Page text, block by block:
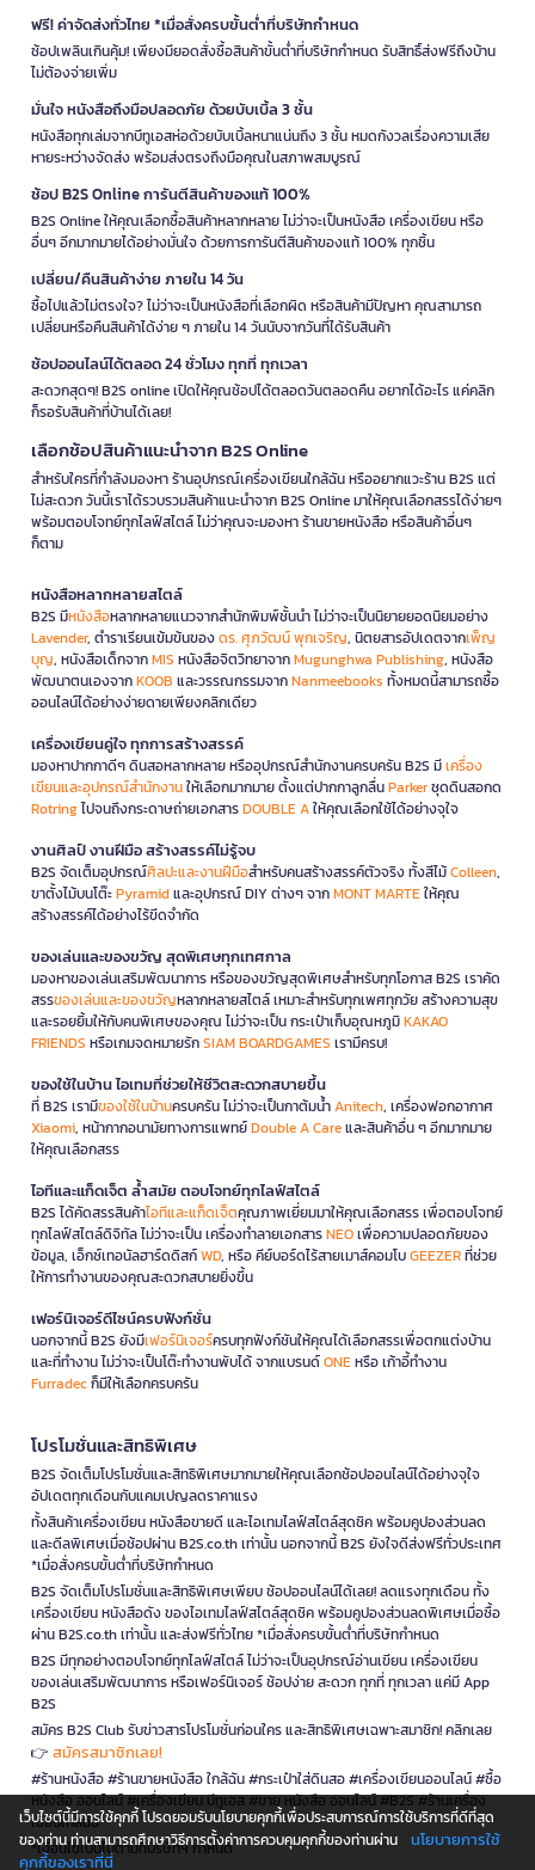
ฟรี! ค่าจัดส่งทั่วไทย *เมื่อสั่งครบขั้นต่ำที่บริษัทกำหนด
ช้อปเพลินเกินคุ้ม! เพียงมียอดสั่งซื้อสินค้าขั้นต่ำที่บริษัทกำหนด รับสิทธิ์ส่งฟรีถึงบ้าน
ไม่ต้องจ่ายเพิ่ม
มั่นใจ หนังสือถึงมือปลอดภัย ด้วยบับเบิ้ล 3 ชั้น
หนังสือทุกเล่มจากบีทูเอสห่อด้วยบับเบิ้ลหนาแน่นถึง 3 ชั้น หมดกังวลเรื่องความเสีย
หายระหว่างจัดส่ง พร้อมส่งตรงถึงมือคุณในสภาพสมบูรณ์
ช้อป B2S Online การันตีสินค้าของแท้ 100%
B2S Online ให้คุณเลือกซื้อสินค้าหลากหลาย ไม่ว่าจะเป็นหนังสือ เครื่องเขียน หรือ
อื่นๆ อีกมากมายได้อย่างมั่นใจ ด้วยการการันตีสินค้าของแท้ 100% ทุกชิ้น
เปลี่ยน/คืนสินค้าง่าย ภายใน 14 วัน
ซื้อไปแล้วไม่ตรงใจ? ไม่ว่าจะเป็นหนังสือที่เลือกผิด หรือสินค้ามีปัญหา คุณสามารถ
เปลี่ยนหรือคืนสินค้าได้ง่าย ๆ ภายใน 14 วันนับจากวันที่ได้รับสินค้า
ช้อปออนไลน์ได้ตลอด 24 ชั่วโมง ทุกที่ ทุกเวลา
สะดวกสุดๆ! B2S online เปิดให้คุณช้อปได้ตลอดวันตลอดคืน อยากได้อะไร แค่คลิก
ก็รอรับสินค้าที่บ้านได้เลย!
เลือกช้อปสินค้าแนะนำจาก B2S Online
สำหรับใครที่กำลังมองหา ร้านอุปกรณ์เครื่องเขียนใกล้ฉัน หรืออยากแวะร้าน B2S แต่
ไม่สะดวก วันนี้เราได้รวบรวมสินค้าแนะนำจาก B2S Online มาให้คุณเลือกสรรได้ง่ายๆ
พร้อมตอบโจทย์ทุกไลฟ์สไตล์ ไม่ว่าคุณจะมองหา ร้านขายหนังสือ หรือสินค้าอื่นๆ
ก็ตาม
หนังสือหลากหลายสไตล์
B2S มีหนังสือหลากหลายแนวจากสำนักพิมพ์ชั้นนำ ไม่ว่าจะเป็นนิยายยอดนิยมอย่าง
Lavender, ตำราเรียนเข้มข้นของดร. ศุภวัฒน์ พุกเจริญ, นิตยสารอัปเดตจากเพ็ญ
บุญ, หนังสือเด็กจากMIS หนังสือจิตวิทยาจากMugunghwa Publishing, หนังสือ
พัฒนาตนเองจากKOOB และวรรณกรรมจากNanmeebooks ทั้งหมดนี้สามารถซื้อ
ออนไลน์ได้อย่างง่ายดายเพียงคลิกเดียว
เครื่องเขียนคู่ใจ ทุกการสร้างสรรค์
มองหาปากกาดีๆ ดินสอหลากหลาย หรืออุปกรณ์สำนักงานครบครัน B2S มีเครื่อง
เขียนและอุปกรณ์สำนักงานให้เลือกมากมาย ตั้งแต่ปากกาลูกลื่นParkerชุดดินสอกด
Rotringไปจนถึงกระดาษถ่ายเอกสารDOUBLE Aให้คุณเลือกใช้ได้อย่างจุใจ
งานศิลป์ งานฝีมือ สร้างสรรค์ไม่รู้จบ
B2S จัดเต็มอุปกรณ์ศิลปะและงานฝีมือสำหรับคนสร้างสรรค์ตัวจริง ทั้งสีไม้Colleen,
ขาตั้งไม้บนโต๊ะPyramidและอุปกรณ์ DIY ต่างๆ จากMONT MARTEให้คุณ
สร้างสรรค์ได้อย่างไร้ขีดจำกัด
ของเล่นและของขวัญ สุดพิเศษทุกเทศกาล
มองหาของเล่นเสริมพัฒนาการ หรือของขวัญสุดพิเศษสำหรับทุกโอกาส B2S เราคัด
สรรของเล่นและของขวัญหลากหลายสไตล์ เหมาะสำหรับทุกเพศทุกวัย สร้างความสุข
และรอยยิ้มให้กับคนพิเศษของคุณ ไม่ว่าจะเป็น กระเป๋าเก็บอุณหภูมิKAKAO
FRIENDS หรือเกมจดหมายรักSIAM BOARDGAMES เรามีครบ!
ของใช้ในบ้าน ไอเทมที่ช่วยให้ชีวิตสะดวกสบายขึ้น
ที่ B2S เรามีของใช้ในบ้านครบครัน ไม่ว่าจะเป็นกาต้มน้ำAnitech, เครื่องฟอกอากาศ
Xiaomi, หน้ากากอนามัยทางการแพทย์Double A Careและสินค้าอื่น ๆ อีกมากมาย
ให้คุณเลือกสรร
ไอทีและแก็ดเจ็ต ล้ำสมัย ตอบโจทย์ทุกไลฟ์สไตล์
B2S ได้คัดสรรสินค้าไอทีและแก็ดเจ็ตคุณภาพเยี่ยมมาให้คุณเลือกสรร เพื่อตอบโจทย์
ทุกไลฟ์สไตล์ดิจิทัล ไม่ว่าจะเป็น เครื่องทำลายเอกสารNEOเพื่อความปลอดภัยของ
ข้อมูล, เอ็กซ์เทอนัลฮาร์ดดิสก์WD, หรือ คีย์บอร์ดไร้สายเมาส์คอมโบGEEZERที่ช่วย
ให้การทำงานของคุณสะดวกสบายยิ่งขึ้น
เฟอร์นิเจอร์ดีไซน์ครบฟังก์ชั่น
นอกจากนี้ B2S ยังมีเฟอร์นิเจอร์ครบทุกฟังก์ชันให้คุณได้เลือกสรรเพื่อตกแต่งบ้าน
และที่ทำงาน ไม่ว่าจะเป็นโต๊ะทำงานพับได้ จากแบรนด์ONEหรือ เก้าอี้ทำงาน
Furradecก็มีให้เลือกครบครัน
โปรโมชั่นและสิทธิพิเศษ
B2S จัดเต็มโปรโมชั่นและสิทธิพิเศษมากมายให้คุณเลือกช้อปออนไลน์ได้อย่างจุใจ
อัปเดตทุกเดือนกับแคมเปญลดราคาแรง
ทั้งสินค้าเครื่องเขียน หนังสือขายดี และไอเทมไลฟ์สไตล์สุดชิค พร้อมคูปองส่วนลด
และดีลพิเศษเมื่อช้อปผ่าน B2S.co.th เท่านั้น นอกจากนี้ B2S ยังใจดีส่งฟรีทั่วประเทศ
*เมื่อสั่งครบขั้นต่ำที่บริษัทกำหนด
B2S จัดเต็มโปรโมชั่นและสิทธิพิเศษเพียบ ช้อปออนไลน์ได้เลย! ลดแรงทุกเดือน ทั้ง
เครื่องเขียน หนังสือดัง ของไอเทมไลฟ์สไตล์สุดชิค พร้อมคูปองส่วนลดพิเศษเมื่อซื้อ
ผ่าน B2S.co.th เท่านั้น และส่งฟรีทั่วไทย *เมื่อสั่งครบขั้นต่ำที่บริษัทกำหนด
B2S มีทุกอย่างตอบโจทย์ทุกไลฟ์สไตล์ ไม่ว่าจะเป็นอุปกรณ์อ่านเขียน เครื่องเขียน
ของเล่นเสริมพัฒนาการ หรือเฟอร์นิเจอร์ ช้อปง่าย สะดวก ทุกที่ ทุกเวลา แค่มี App
B2S
สมัคร B2S Club รับข่าวสารโปรโมชั่นก่อนใคร และสิทธิพิเศษเฉพาะสมาชิก! คลิกเลย
👉 สมัครสมาชิกเลย!
#ร้านหนังสือ #ร้านขายหนังสือ ใกล้ฉัน #กระเป๋าใส่ดินสอ #เครื่องเขียนออนไลน์ #ซื้อ
หนังสือ ออนไลน์ #เครื่องเขียน บีทูเอส #ขาย หนังสือ ออนไลน์ #B2S #ร้านเครื่อง
เขียนใกล้ฉัน
*เงื่อนไขเป็นไปตามที่บริษัทฯ กำหนด
เว็บไซต์นี้มีการใช้คุกกี้ โปรดยอมรับนโยบายคุกกี้เพื่อประสบการณ์การใช้บริการที่ดีที่สุด
ของท่าน ท่านสามารถศึกษาวิธีการตั้งค่าการควบคุมคุกกี้ของท่านผ่าน
นโยบายการใช้
คุกกี้ของเราที่นี่